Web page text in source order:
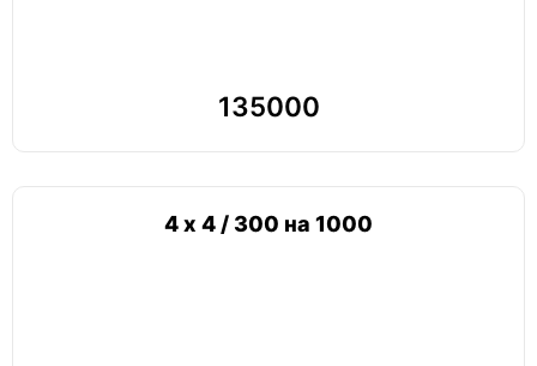
135000
4 х 4 / 300 на 1000